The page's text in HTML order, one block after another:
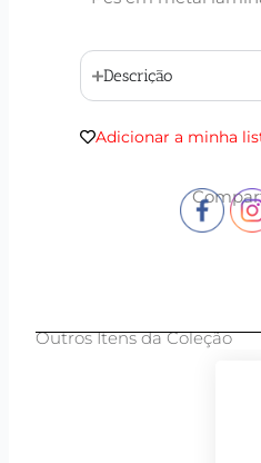
Descrição
Adicionar a minha
Outros Itens da Coleção